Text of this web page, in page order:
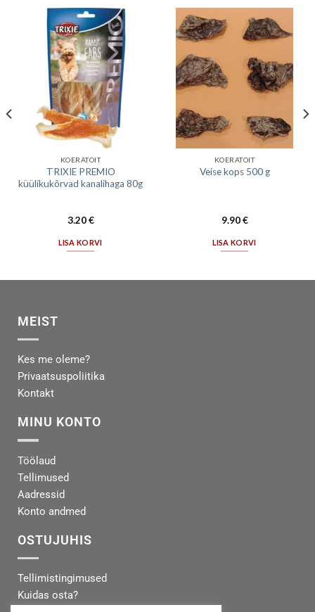
KOERATOIT
TRIXIE PREMIO
küülikukõrvad kanalihaga 80g
3.20€
LISA KORVI
KOERATOIT
Veise kops 500 g
9.90€
LISA KORVI
MEIST
Kes me oleme?
Privaatsuspoliitika
Kontakt
MINU KONTO
Töölaud
Tellimused
Aadressid
Konto andmed
OSTUJUHIS
Tellimistingimused
Kuidas osta?